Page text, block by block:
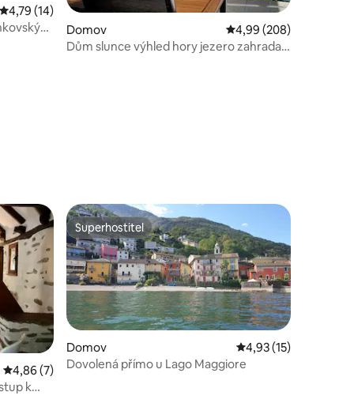
Průměrné hodnocení 4,79 z 5, 14 hodnocení
4,79 (14)
Domov Průměrné hodnocení
4,99 (208)
Dům slunce výhled hory jezero zahrada
Průměrné hodnocení 4,86 z 5, 7 hodnocení
4,86 (7)
k
Superhostitel
Superhostitel
Domov Průměrné hodnocení
4,93 (15)
Dovolená přímo u Lago Maggiore